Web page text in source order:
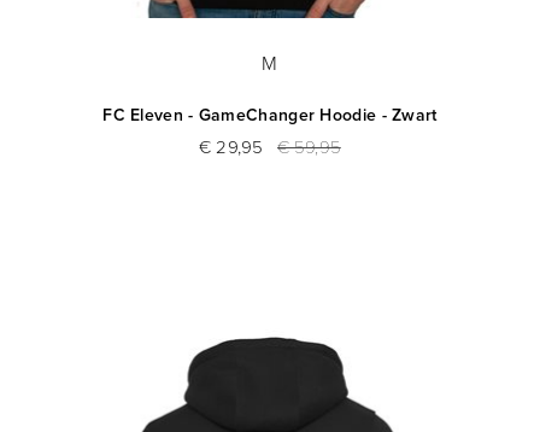
M
FC Eleven - GameChanger Hoodie - Zwart
€ 29,95 € 59,95